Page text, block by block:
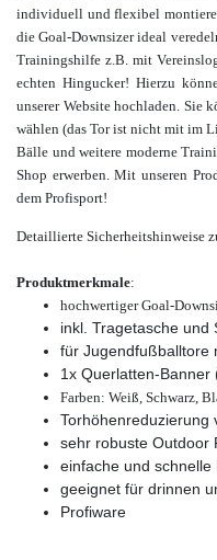
individuell und flexibel
die Goal-Downsizer ideal
Trainingshilfe z.B. mit
echten Hingucker! Hierzu
unserer Website hochladen. Sie
wählen (das Tor ist nicht mit im
Bälle und weitere moderne
Shop erwerben. Mit unseren
dem Profisport!
Detaillierte Sicherheitshinweise
Produktmerkmale:
hochwertiger Goal-
inkl. Tragetasche und
für Jugendfußballtore
1x Querlatten-Banner
Farben: Weiß, Schwarz,
Torhöhenreduzierung
sehr robuste Outdoor
einfache und schnelle
geeignet für drinnen
Profiware